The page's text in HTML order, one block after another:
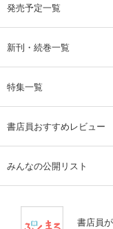
発売予定一覧
新刊・続巻一覧
特集一覧
書店員おすすめレビュー
みんなの公開リスト
書店員